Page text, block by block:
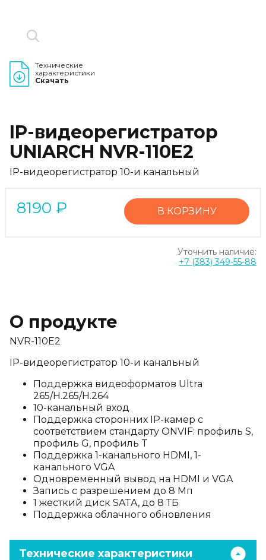
Технические
характеристики
Скачать
IP-видеорегистратор
UNIARCH NVR-110E2
IP-видеорегистратор 10-и канальный
8190 ₽ В КОРЗИНУ
Уточнить наличие:
+7 (383) 349-55-88
О продукте
NVR-110E2
IP-видеорегистратор 10-и канальный
Поддержка видеоформатов Ultra
265/H.265/H.264
10-канальный вход
Поддержка сторонних IP-камер с
соответствием стандарту ONVIF: профиль S,
профиль G, профиль T
Поддержка 1-канального HDMI, 1-
канального VGA
Одновременный вывод на HDMI и VGA
Запись с разрешением до 8 Мп
1 жесткий диск SATA, до 8 ТБ
Поддержка облачного обновления
Технические характеристики